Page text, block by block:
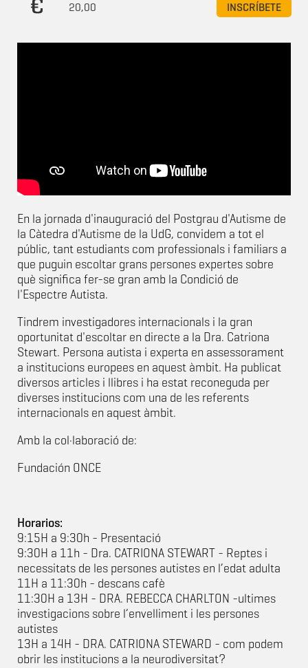
20,00 INSCRÍBETE
En la jornada d'inauguració del Postgrau d'Autisme de
la Càtedra d'Autisme de la UdG, convidem a tot el
públic, tant estudiants com professionals i familiars a
que puguin escoltar grans persones expertes sobre
què significa fer-se gran amb la Condició de
l'Espectre Autista.
Tindrem investigadores internacionals i la gran
oportunitat d'escoltar en directe a la Dra. Catriona
Stewart. Persona autista i experta en assessorament
a institucions europees en aquest àmbit. Ha publicat
diversos articles i llibres i ha estat reconeguda per
diverses institucions com una de les referents
internacionals en aquest àmbit.
Amb la col·laboració de:
Fundación ONCE
Horarios:
9:15H a 9:30h - Presentació
9:30H a 11h - Dra. CATRIONA STEWART - Reptes i
necessitats de les persones autistes en l’edat adulta
11H a 11:30h - descans cafè
11:30H a 13H - DRA. REBECCA CHARLTON -ultimes
investigacions sobre l’envelliment i les persones
autistes
13H a 14H - DRA. CATRIONA STEWARD - com podem
obrir les institucions a la neurodiversitat?